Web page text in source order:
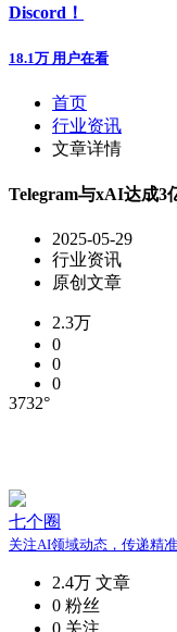
Discord！
18.1万 用户在看
首页
行业资讯
文章详情
Telegram与xAI达成3
2025-05-29
行业资讯
原创文章
2.3万
0
0
0
3732°
七个圈
关注AI领域动态，传递精
2.4万 文章
0 粉丝